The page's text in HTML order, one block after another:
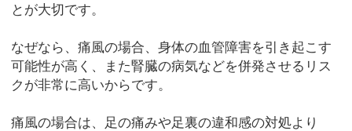
とが大切です。
なぜなら、痛風の場合、身体の血管障害を引き起こす
可能性が高く、また腎臓の病気などを併発させるリス
クが非常に高いからです。
痛風の場合は、足の痛みや足裏の違和感の対処より